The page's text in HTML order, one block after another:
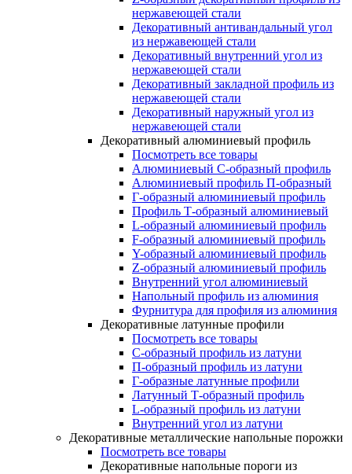
нержавеющей стали
Декоративный антивандальный угол
из нержавеющей стали
Декоративный внутренний угол из
нержавеющей стали
Декоративный закладной профиль из
нержавеющей стали
Декоративный наружный угол из
нержавеющей стали
Декоративный алюминиевый профиль
Посмотреть все товары
Алюминиевый С-образный профиль
Алюминиевый профиль П-образный
Г-образный алюминиевый профиль
Профиль Т-образный алюминиевый
L-образный алюминиевый профиль
F-образный алюминиевый профиль
Y-образный алюминиевый профиль
Z-образный алюминиевый профиль
Внутренний угол алюминиевый
Напольный профиль из алюминия
Фурнитура для профиля из алюминия
Декоративные латунные профили
Посмотреть все товары
C-образный профиль из латуни
П-образный профиль из латуни
Г-образные латунные профили
Латунный Т-образный профиль
L-образный профиль из латуни
Внутренний угол из латуни
Декоративные металлические напольные порожки
Посмотреть все товары
Декоративные напольные пороги из